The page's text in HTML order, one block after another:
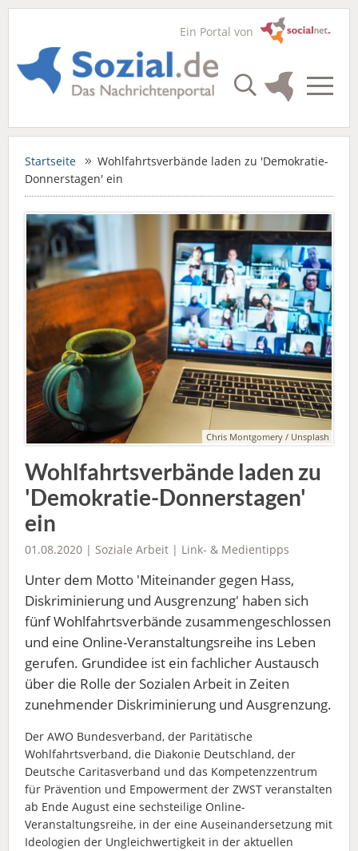
Ein Portal von
Startseite
Wohlfahrtsverbände laden zu 'Demokratie-
Donnerstagen' ein
Chris Montgomery / Unsplash
Wohlfahrtsverbände laden zu
'Demokratie-Donnerstagen'
ein
01.08.2020 | Soziale Arbeit | Link- & Medientipps
Unter dem Motto 'Miteinander gegen Hass,
Diskriminierung und Ausgrenzung' haben sich
fünf Wohlfahrtsverbände zusammengeschlossen
und eine Online-Veranstaltungsreihe ins Leben
gerufen. Grundidee ist ein fachlicher Austausch
über die Rolle der Sozialen Arbeit in Zeiten
zunehmender Diskriminierung und Ausgrenzung.
Der AWO Bundesverband, der Paritätische
Wohlfahrtsverband, die Diakonie Deutschland, der
Deutsche Caritasverband und das Kompetenzzentrum
für Prävention und Empowerment der ZWST veranstalten
ab Ende August eine sechsteilige Online-
Veranstaltungsreihe, in der eine Auseinandersetzung mit
Ideologien der Ungleichwertigkeit in der aktuellen